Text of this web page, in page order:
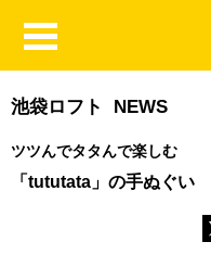
池袋ロフト NEWS
ツツんでタタんで楽しむ
「tututata」の手ぬぐい